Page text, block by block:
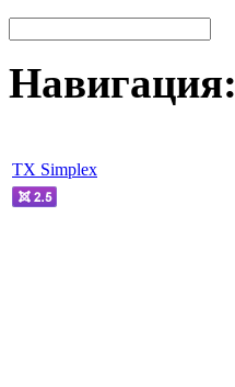
Навигация:
TX Simplex